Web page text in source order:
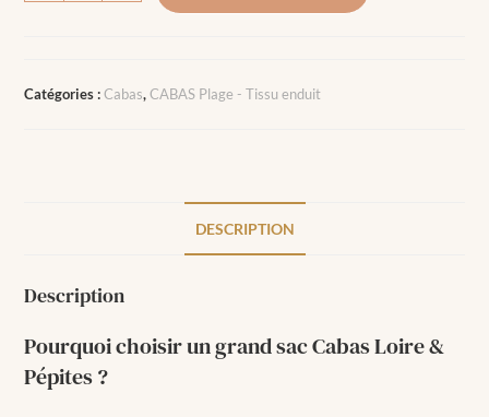
Catégories :Cabas,CABAS Plage - Tissu enduit
DESCRIPTION
Description
Pourquoi choisir un grand sac Cabas Loire &
Pépites ?